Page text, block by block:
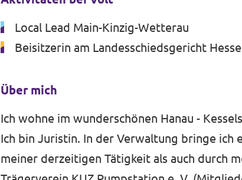
Local Lead Main-Kinzig-Wetterau
Beisitzerin am Landesschiedsgericht
Über mich
Ich wohne im wunderschönen Hanau -
Ich bin Juristin. In der Verwaltung bringe ich
meiner derzeitigen Tätigkeit als auch durch